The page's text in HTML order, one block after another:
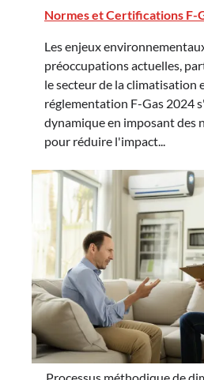
Normes et Certifications F-
Les enjeux
préoccupations actuelles,
le secteur de la climatisation
réglementation F-Gas 2024
dynamique en imposant des
pour réduire l'impact...